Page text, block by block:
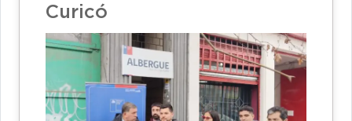
Curicó